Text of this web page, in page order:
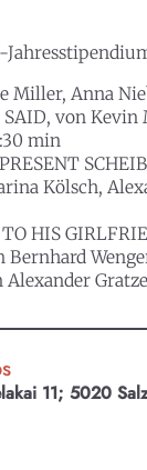
Miller, Anna
SAID, von Kevin
min
Kölsch,
TO HIS
Bernhard
Alexander
11; 5020